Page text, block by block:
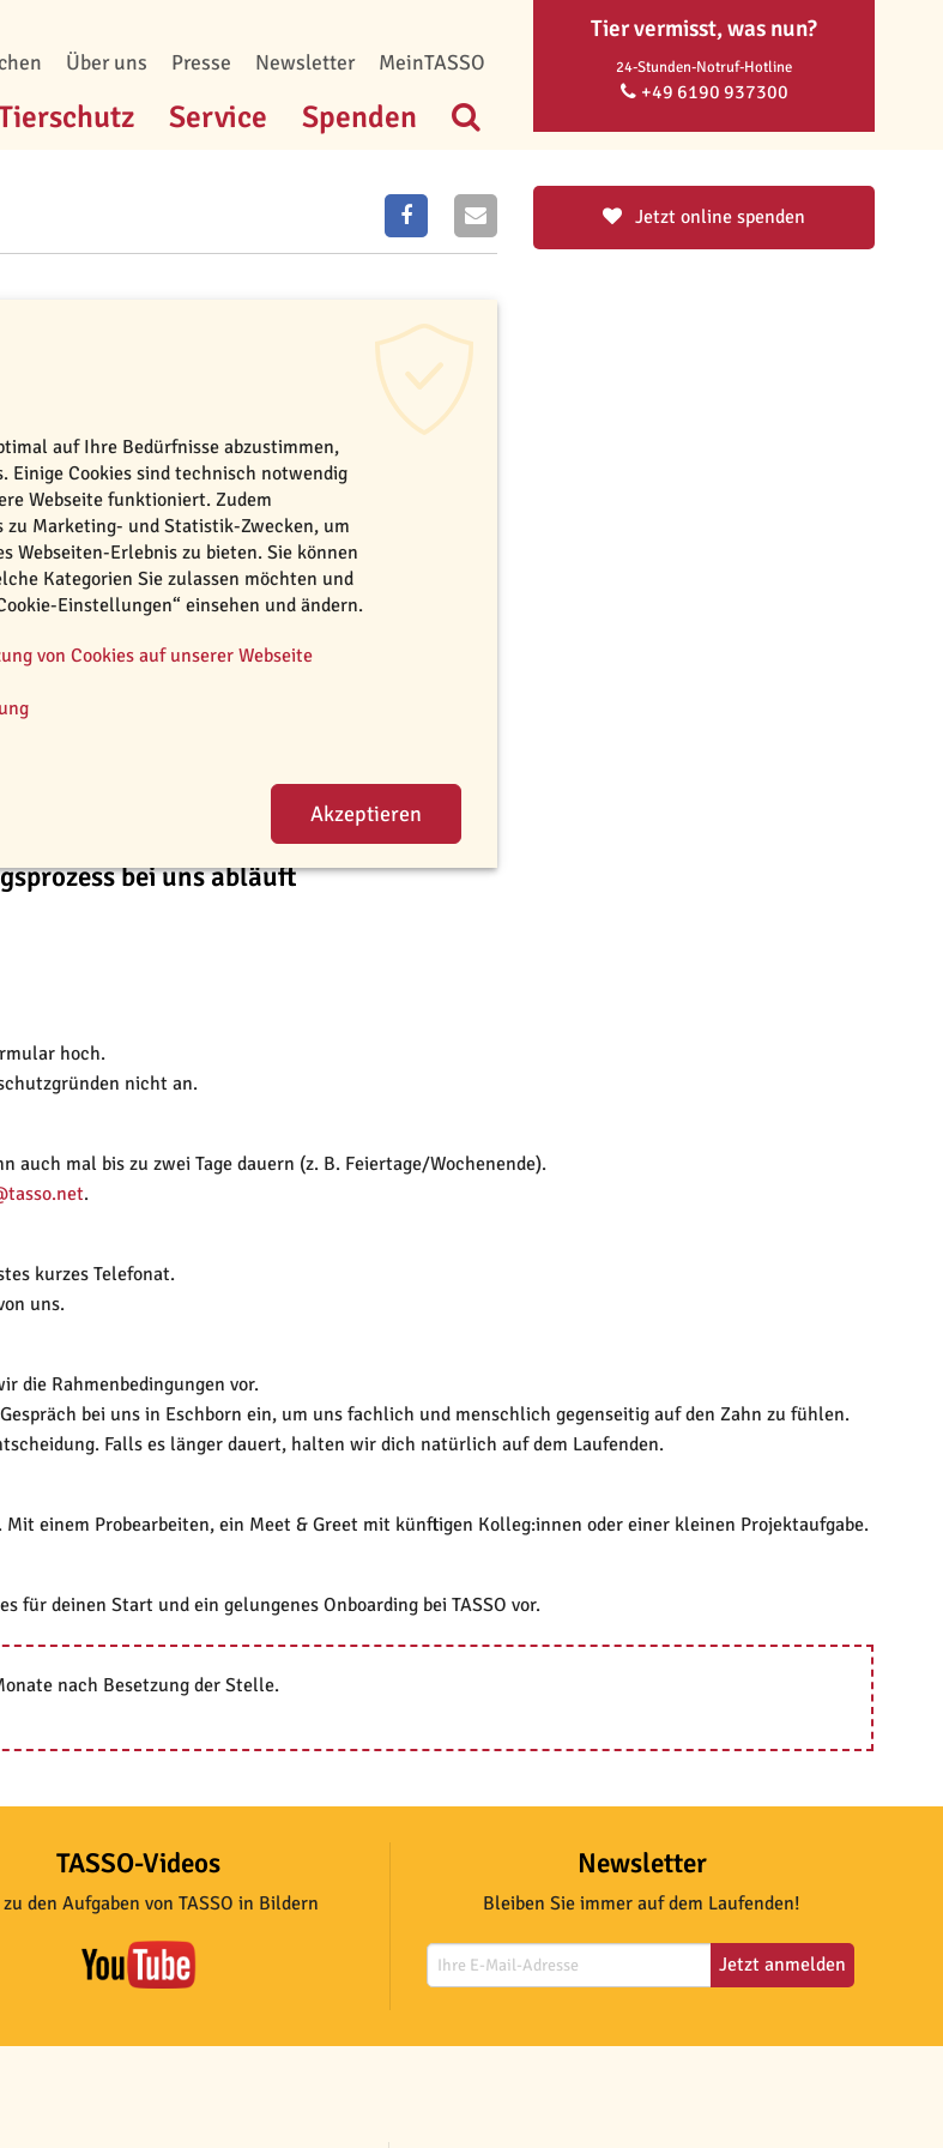
Über uns Presse Newsletter MeinTASSO
Service Spenden
Tier vermisst, was nun?
24-Stunden-Notruf-Hotline
+49 6190 937300
Jetzt online spenden
Bei TASSO bieten wir dir ein modernes und
kannst.
bei uns abläuft
hoch.
nicht an.
mal bis zu zwei Tage dauern (z. B. Feiertage/Wochenende).
.
kurzes Telefonat.
uns.
die Rahmenbedingungen vor.
bei uns in Eschborn ein, um uns fachlich und menschlich gegenseitig auf den Zahn zu fühlen.
Falls es länger dauert, halten wir dich natürlich auf dem Laufenden.
einem Probearbeiten, ein Meet & Greet mit künftigen Kolleg:innen oder einer kleinen Projektaufgabe.
deinen Start und ein gelungenes Onboarding bei TASSO vor.
nach Besetzung der Stelle.
TASSO-Videos
den Aufgaben von TASSO in Bildern
Newsletter
Bleiben Sie immer auf dem Laufenden!
Jetzt anmelden
auf Ihre Bedürfnisse abzustimmen,
Einige Cookies sind technisch notwendig
Webseite funktioniert. Zudem
zu Marketing- und Statistik-Zwecken, um
Webseiten-Erlebnis zu bieten. Sie können
Kategorien Sie zulassen möchten und
Einstellungen“ einsehen und ändern.
von Cookies auf unserer Webseite